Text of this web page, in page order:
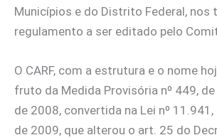
Municípios e do Distrito Federal, nos
regulamento a ser editado pelo
O CARF, com a estrutura e o nome
fruto da Medida Provisória nº 449,
de 2008, convertida na Lei nº
de 2009, que alterou o art. 25 do